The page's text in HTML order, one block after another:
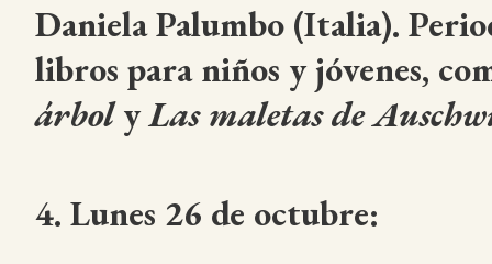
Daniela Palumbo (Italia).
libros para niños y jóvenes,
árbolyLas maletas de
4. Lunes 26 de octubre: